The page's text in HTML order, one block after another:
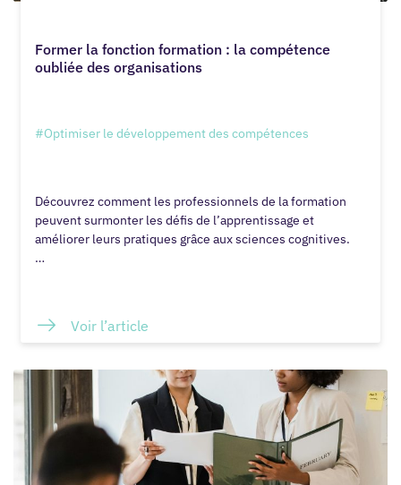
Former la fonction formation : la compétence
oubliée des organisations
#Optimiser le développement des compétences
Découvrez comment les professionnels de la formation
peuvent surmonter les défis de l’apprentissage et
améliorer leurs pratiques grâce aux sciences cognitives.
…
Voir l’article